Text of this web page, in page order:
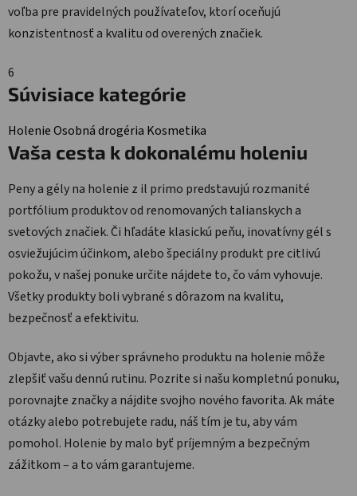
voľba pre pravidelných používateľov, ktorí oceňujú
konzistentnosť a kvalitu od overených značiek.
6
Súvisiace kategórie
HolenieOsobná drogéria Kosmetika
Vaša cesta k dokonalému holeniu
Peny a gély na holenie z il primo predstavujú rozmanité
portfólium produktov od renomovaných talianskych a
svetových značiek. Či hľadáte klasickú peňu, inovatívny gél s
osviežujúcim účinkom, alebo špeciálny produkt pre citlivú
pokožu, v našej ponuke určite nájdete to, čo vám vyhovuje.
Všetky produkty boli vybrané s dôrazom na kvalitu,
bezpečnosť a efektivitu.
Objavte, ako si výber správneho produktu na holenie môže
zlepšiť vašu dennú rutinu. Pozrite si našu kompletnú ponuku,
porovnajte značky a nájdite svojho nového favorita. Ak máte
otázky alebo potrebujete radu, náš tím je tu, aby vám
pomohol. Holenie by malo byť príjemným a bezpečným
zážitkom – a to vám garantujeme.